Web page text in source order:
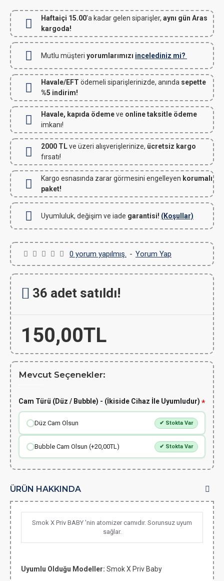
Haftaiçi 15.00'a kadar gelen siparişler, aynı gün Aras
kargoda!
Mutlu müşteri yorumlarımızı incelediniz mi?
Havale/EFT ödemeli siparişlerinizde, anında sepette
%5 indirim!
Havale, kapıda ödemeve online taksitle ödeme
imkanı!
2000 TLve üzeri alışverişlerinize, ücretsiz kargo
fırsatı!
Kargo esnasında zarar görmesini engelleyen korumalı
paket!
Uyumluluk, değişim ve iade garantisi! (Koşullar)
0 yorum yapılmış. - Yorum Yap
150,00TL
36 adet satıldı!
Mevcut Seçenekler:
Cam Türü (Düz / Bubble) - (İkiside Cihaz İle Uyumludur)
Düz Cam Olsun ✔ Stokta Var
Bubble Cam Olsun (+20,00TL) ✔ Stokta Var
ÜRÜN HAKKINDA
Smok X Priv BABY 'nin atomizer camıdır. Sorunsuz uyum
sağlar.
Uyumlu Olduğu Modeller: Smok X Priv Baby